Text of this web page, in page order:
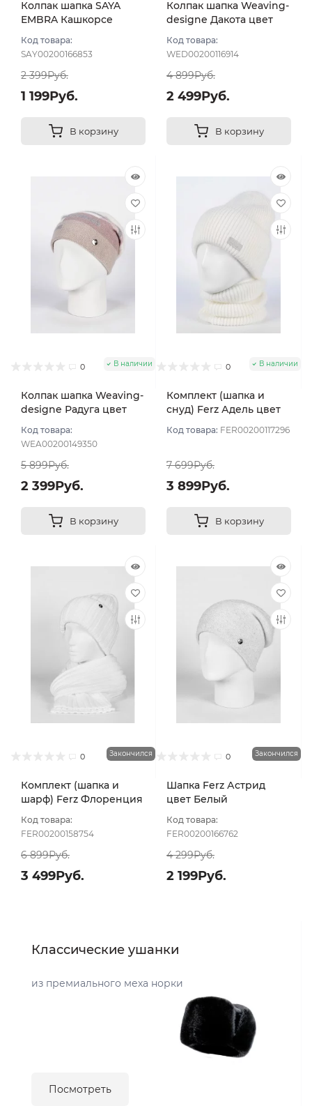
Колпак шапка SAYA
EMBRA Кашкорсе
Код товара:
SAY00200166853
2 399Руб.
1 199Руб.
В корзину
Колпак шапка Weaving-
designe Дакота цвет
Код товара:
WED00200116914
4 899Руб.
2 499Руб.
В корзину
0 В наличии
Колпак шапка Weaving-
designe Радуга цвет
Код товара:
WEA00200149350
5 899Руб.
2 399Руб.
В корзину
0 В наличии
Комплект (шапка и
снуд) Ferz Адель цвет
Код товара: FER00200117296
7 699Руб.
3 899Руб.
В корзину
0 Закончился
Комплект (шапка и
шарф) Ferz Флоренция
Код товара:
FER00200158754
6 899Руб.
3 499Руб.
0 Закончился
Шапка Ferz Астрид
цвет Белый
Код товара:
FER00200166762
4 299Руб.
2 199Руб.
Классические ушанки
из премиального меха норки
Посмотреть